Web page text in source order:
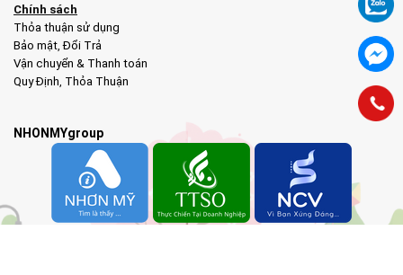
Chính sách
Thỏa thuận sử dụng
Bảo mật ,Đổi Trả
Vận chuyển & Thanh toán
Quy Định Thỏa Thuận
NHONMYgroup